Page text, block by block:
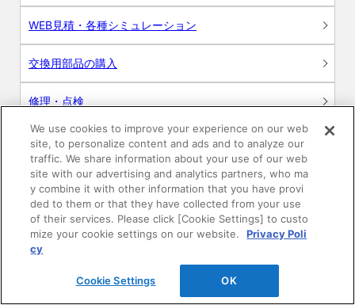
WEB見積・各種シミュレーション
交換用部品の購入
修理・点検
お問い合わせ
ログイン
建築・設計関係者様向けサイト
ユーザー登録サービス
WEB見積システム
We use cookies to improve your experience on our web
site, to personalize content and ads and to analyze our
traffic. We share information about your use of our web
site with our advertising and analytics partners, who ma
y combine it with other information that you have provi
ded to them or that they have collected from your use
of their services. Please click [Cookie Settings] to custo
mize your cookie settings on our website.
Privacy Poli
cy
Cookie Settings OK